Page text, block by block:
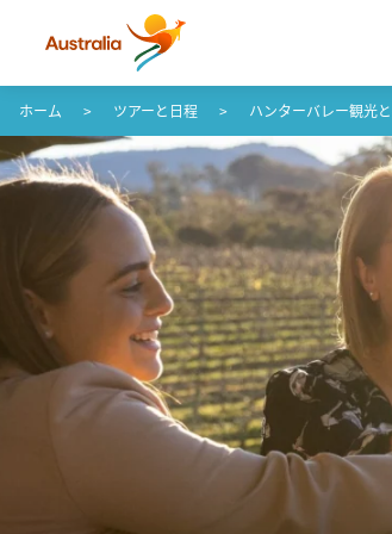
コンテンツへスキップ
フッターナビゲーションへスキップ
ホーム ツアーと日程 ハンターバレー観光